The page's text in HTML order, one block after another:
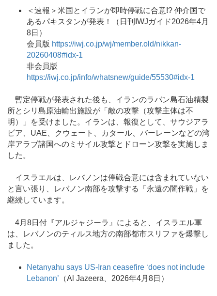
＜速報＞米国とイランが即時停戦に合意!? 仲介国で
あるパキスタンが発表！（日刊IWJガイド2026年4月
8日）
会員版 https://iwj.co.jp/wj/member.old/nikkan-
20260408#idx-1
非会員版
https://iwj.co.jp/info/whatsnew/guide/55530#idx-1
暫定停戦が発表された後も、イランのラバン島石油精製
所とシリ島原油輸出施設が「敵の攻撃（攻撃主体は不
明）」を受けました。イランは、報復として、サウジアラ
ビア、UAE、クウェート、カタール、バーレーンなどの湾
岸アラブ諸国へのミサイル攻撃とドローン攻撃を実施しま
した。
イスラエルは、レバノンは停戦合意には含まれていない
と言い張り、レバノン南部を攻撃する「永遠の闇作戦」を
継続しています。
4月8日付『アルジャジーラ』によると、イスラエル軍
は、レバノンのティルス地方の南部都市スリファを爆撃し
ました。
Netanyahu says US-Iran ceasefire ‘does not include
Lebanon’ （Al Jazeera、2026年4月8日）